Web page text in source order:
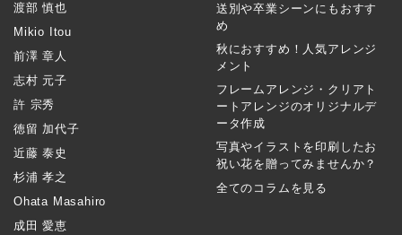
渡部 慎也
Mikio Itou
前澤 章人
志村 元子
許 宗秀
徳留 加代子
近藤 泰史
杉浦 孝之
Ohata Masahiro
成田 愛恵
送別や卒業シーンにもおすす
め
秋におすすめ！人気アレンジ
メント
フレームアレンジ・クリアト
ートアレンジのオリジナルデ
ータ作成
写真やイラストを印刷したお
祝い花を贈ってみませんか？
全てのコラムを見る